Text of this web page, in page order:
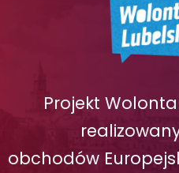
Projekt
obchodów